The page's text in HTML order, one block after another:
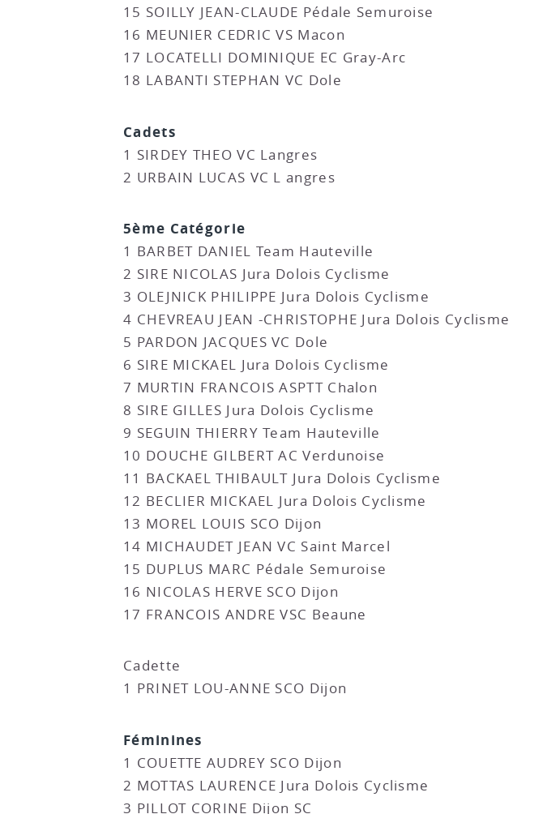
15 SOILLY JEAN-CLAUDE Pédale Semuroise
16 MEUNIER CEDRIC VS Macon
17 LOCATELLI DOMINIQUE EC Gray-Arc
18 LABANTI STEPHAN VC Dole
Cadets
1 SIRDEY THEO VC Langres
2 URBAIN LUCAS VC L angres
5ème Catégorie
1 BARBET DANIEL Team Hauteville
2 SIRE NICOLAS Jura Dolois Cyclisme
3 OLEJNICK PHILIPPE Jura Dolois Cyclisme
4 CHEVREAU JEAN -CHRISTOPHE Jura Dolois Cyclisme
5 PARDON JACQUES VC Dole
6 SIRE MICKAEL Jura Dolois Cyclisme
7 MURTIN FRANCOIS ASPTT Chalon
8 SIRE GILLES Jura Dolois Cyclisme
9 SEGUIN THIERRY Team Hauteville
10 DOUCHE GILBERT AC Verdunoise
11 BACKAEL THIBAULT Jura Dolois Cyclisme
12 BECLIER MICKAEL Jura Dolois Cyclisme
13 MOREL LOUIS SCO Dijon
14 MICHAUDET JEAN VC Saint Marcel
15 DUPLUS MARC Pédale Semuroise
16 NICOLAS HERVE SCO Dijon
17 FRANCOIS ANDRE VSC Beaune
Cadette
1 PRINET LOU-ANNE SCO Dijon
Féminines
1 COUETTE AUDREY SCO Dijon
2 MOTTAS LAURENCE Jura Dolois Cyclisme
3 PILLOT CORINE Dijon SC